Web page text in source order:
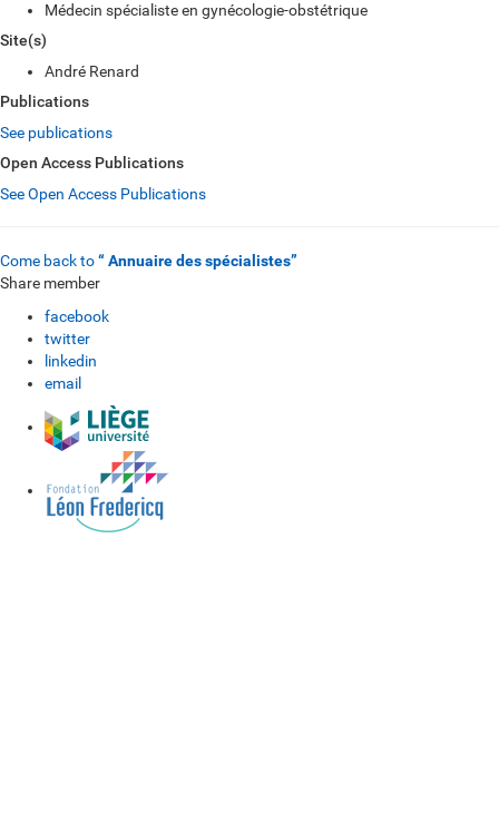
Médecin spécialiste en gynécologie-obstétrique
Site(s)
André Renard
Publications
See publications
Open Access Publications
See Open Access Publications
Come back to“ Annuaire des spécialistes”
Share member
facebook
twitter
linkedin
email